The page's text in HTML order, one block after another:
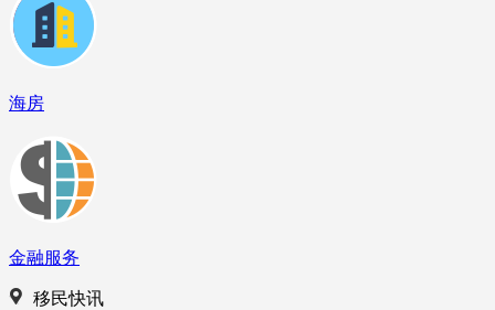
海房
金融服务
移民快讯